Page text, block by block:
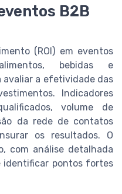
B2B
(ROI) em eventos
bebidas e
avaliar a efetividade das
Indicadores
volume de
da rede de contatos
os resultados. O
com análise detalhada
identificar pontos fortes